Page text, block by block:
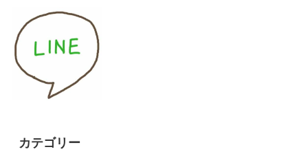
カテゴリー